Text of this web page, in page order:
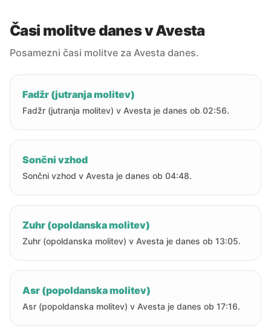
Časi molitve danes v Avesta
Posamezni časi molitve za Avesta danes.
Fadžr (jutranja molitev)
Fadžr (jutranja molitev) v Avesta je danes ob 02:56.
Sončni vzhod
Sončni vzhod v Avesta je danes ob 04:48.
Zuhr (opoldanska molitev)
Zuhr (opoldanska molitev) v Avesta je danes ob 13:05.
Asr (popoldanska molitev)
Asr (popoldanska molitev) v Avesta je danes ob 17:16.